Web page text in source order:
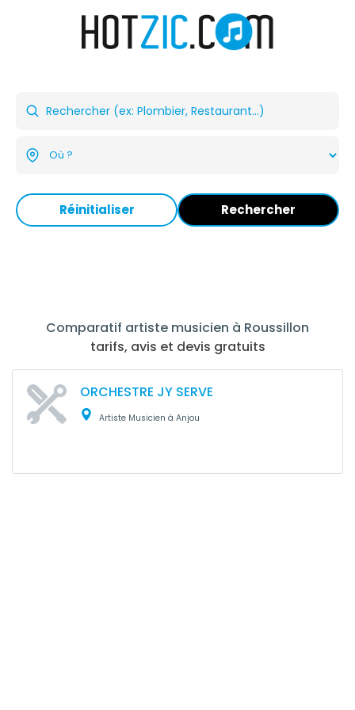
Réinitialiser Rechercher
Comparatif artiste musicien à Roussillon
tarifs, avis et devis gratuits
ORCHESTRE JY SERVE
Artiste Musicien à Anjou